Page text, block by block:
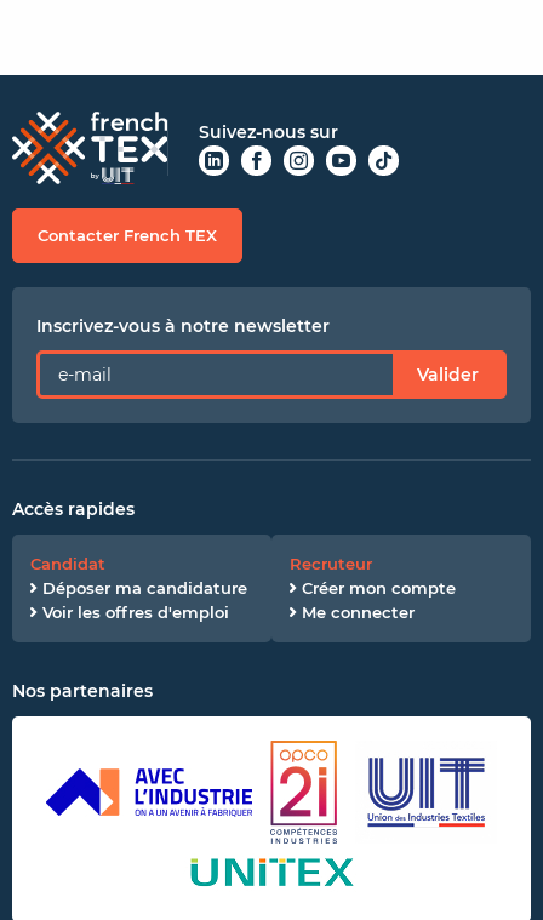
Suivez-nous sur
Contacter French TEX
Inscrivez-vous à notre newsletter
Valider
Accès rapides
Candidat
Déposer ma candidature
Voir les offres d'emploi
Recruteur
Créer mon compte
Me connecter
Nos partenaires